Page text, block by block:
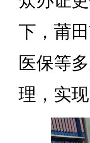
下，莆
医保等
理，实现